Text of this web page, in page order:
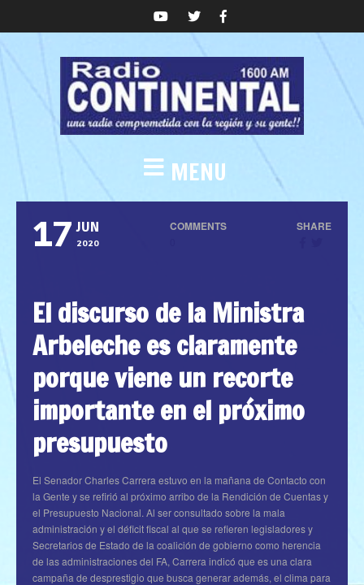
MENU
17 JUN
2020
COMMENTS SHARE
El discurso de la Ministra
Arbeleche es claramente
porque viene un recorte
importante en el próximo
presupuesto
El Senador Charles Carrera estuvo en la mañana de Contacto con
la Gente y se refirió al próximo arribo de la Rendición de Cuentas y
el Presupuesto Nacional. Al ser consultado sobre la mala
administración y el déficit fiscal al que se refieren legisladores y
Secretarios de Estado de la coalición de gobierno como herencia
de las administraciones del FA, Carrera indicó que es una clara
campaña de desprestigio que busca generar además, el clima para